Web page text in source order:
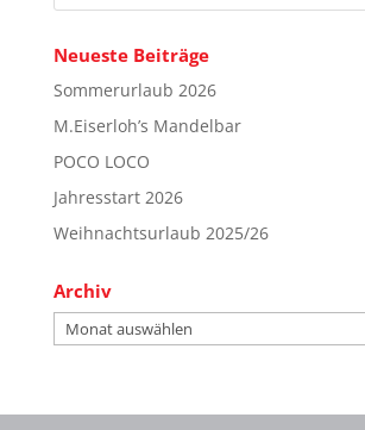
Neueste Beiträge
Sommerurlaub 2026
M.Eiserloh’s Mandelbar
POCO LOCO
Jahresstart 2026
Weihnachtsurlaub 2025/26
Archiv
Archiv